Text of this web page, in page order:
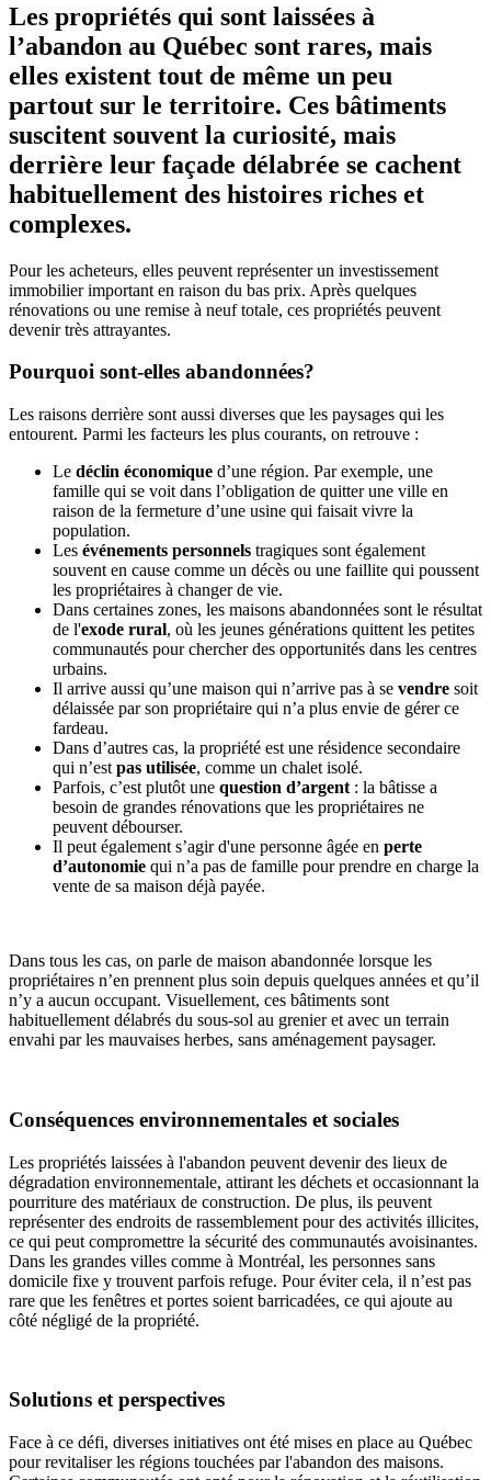
Les propriétés qui sont laissées à
l’abandon au Québec sont rares, mais
elles existent tout de même un peu
partout sur le territoire. Ces bâtiments
suscitent souvent la curiosité, mais
derrière leur façade délabrée se cachent
habituellement des histoires riches et
complexes.
Pour les acheteurs, elles peuvent représenter un investissement
immobilier important en raison du bas prix. Après quelques
rénovations ou une remise à neuf totale, ces propriétés peuvent
devenir très attrayantes.
Pourquoi sont-elles abandonnées?
Les raisons derrière sont aussi diverses que les paysages qui les
entourent. Parmi les facteurs les plus courants, on retrouve :
Le déclin économique d’une région. Par exemple, une
famille qui se voit dans l’obligation de quitter une ville en
raison de la fermeture d’une usine qui faisait vivre la
population.
Les événements personnels tragiques sont également
souvent en cause comme un décès ou une faillite qui poussent
les propriétaires à changer de vie.
Dans certaines zones, les maisons abandonnées sont le résultat
de l'exode rural, où les jeunes générations quittent les petites
communautés pour chercher des opportunités dans les centres
urbains.
Il arrive aussi qu’une maison qui n’arrive pas à se vendre soit
délaissée par son propriétaire qui n’a plus envie de gérer ce
fardeau.
Dans d’autres cas, la propriété est une résidence secondaire
qui n’est pas utilisée, comme un chalet isolé.
Parfois, c’est plutôt une question d’argent : la bâtisse a
besoin de grandes rénovations que les propriétaires ne
peuvent débourser.
Il peut également s’agir d'une personne âgée en perte
d’autonomie qui n’a pas de famille pour prendre en charge la
vente de sa maison déjà payée.
Dans tous les cas, on parle de maison abandonnée lorsque les
propriétaires n’en prennent plus soin depuis quelques années et qu’il
n’y a aucun occupant. Visuellement, ces bâtiments sont
habituellement délabrés du sous-sol au grenier et avec un terrain
envahi par les mauvaises herbes, sans aménagement paysager.
Conséquences environnementales et sociales
Les propriétés laissées à l'abandon peuvent devenir des lieux de
dégradation environnementale, attirant les déchets et occasionnant la
pourriture des matériaux de construction. De plus, ils peuvent
représenter des endroits de rassemblement pour des activités illicites,
ce qui peut compromettre la sécurité des communautés avoisinantes.
Dans les grandes villes comme à Montréal, les personnes sans
domicile fixe y trouvent parfois refuge. Pour éviter cela, il n’est pas
rare que les fenêtres et portes soient barricadées, ce qui ajoute au
côté négligé de la propriété.
Solutions et perspectives
Face à ce défi, diverses initiatives ont été mises en place au Québec
pour revitaliser les régions touchées par l'abandon des maisons.